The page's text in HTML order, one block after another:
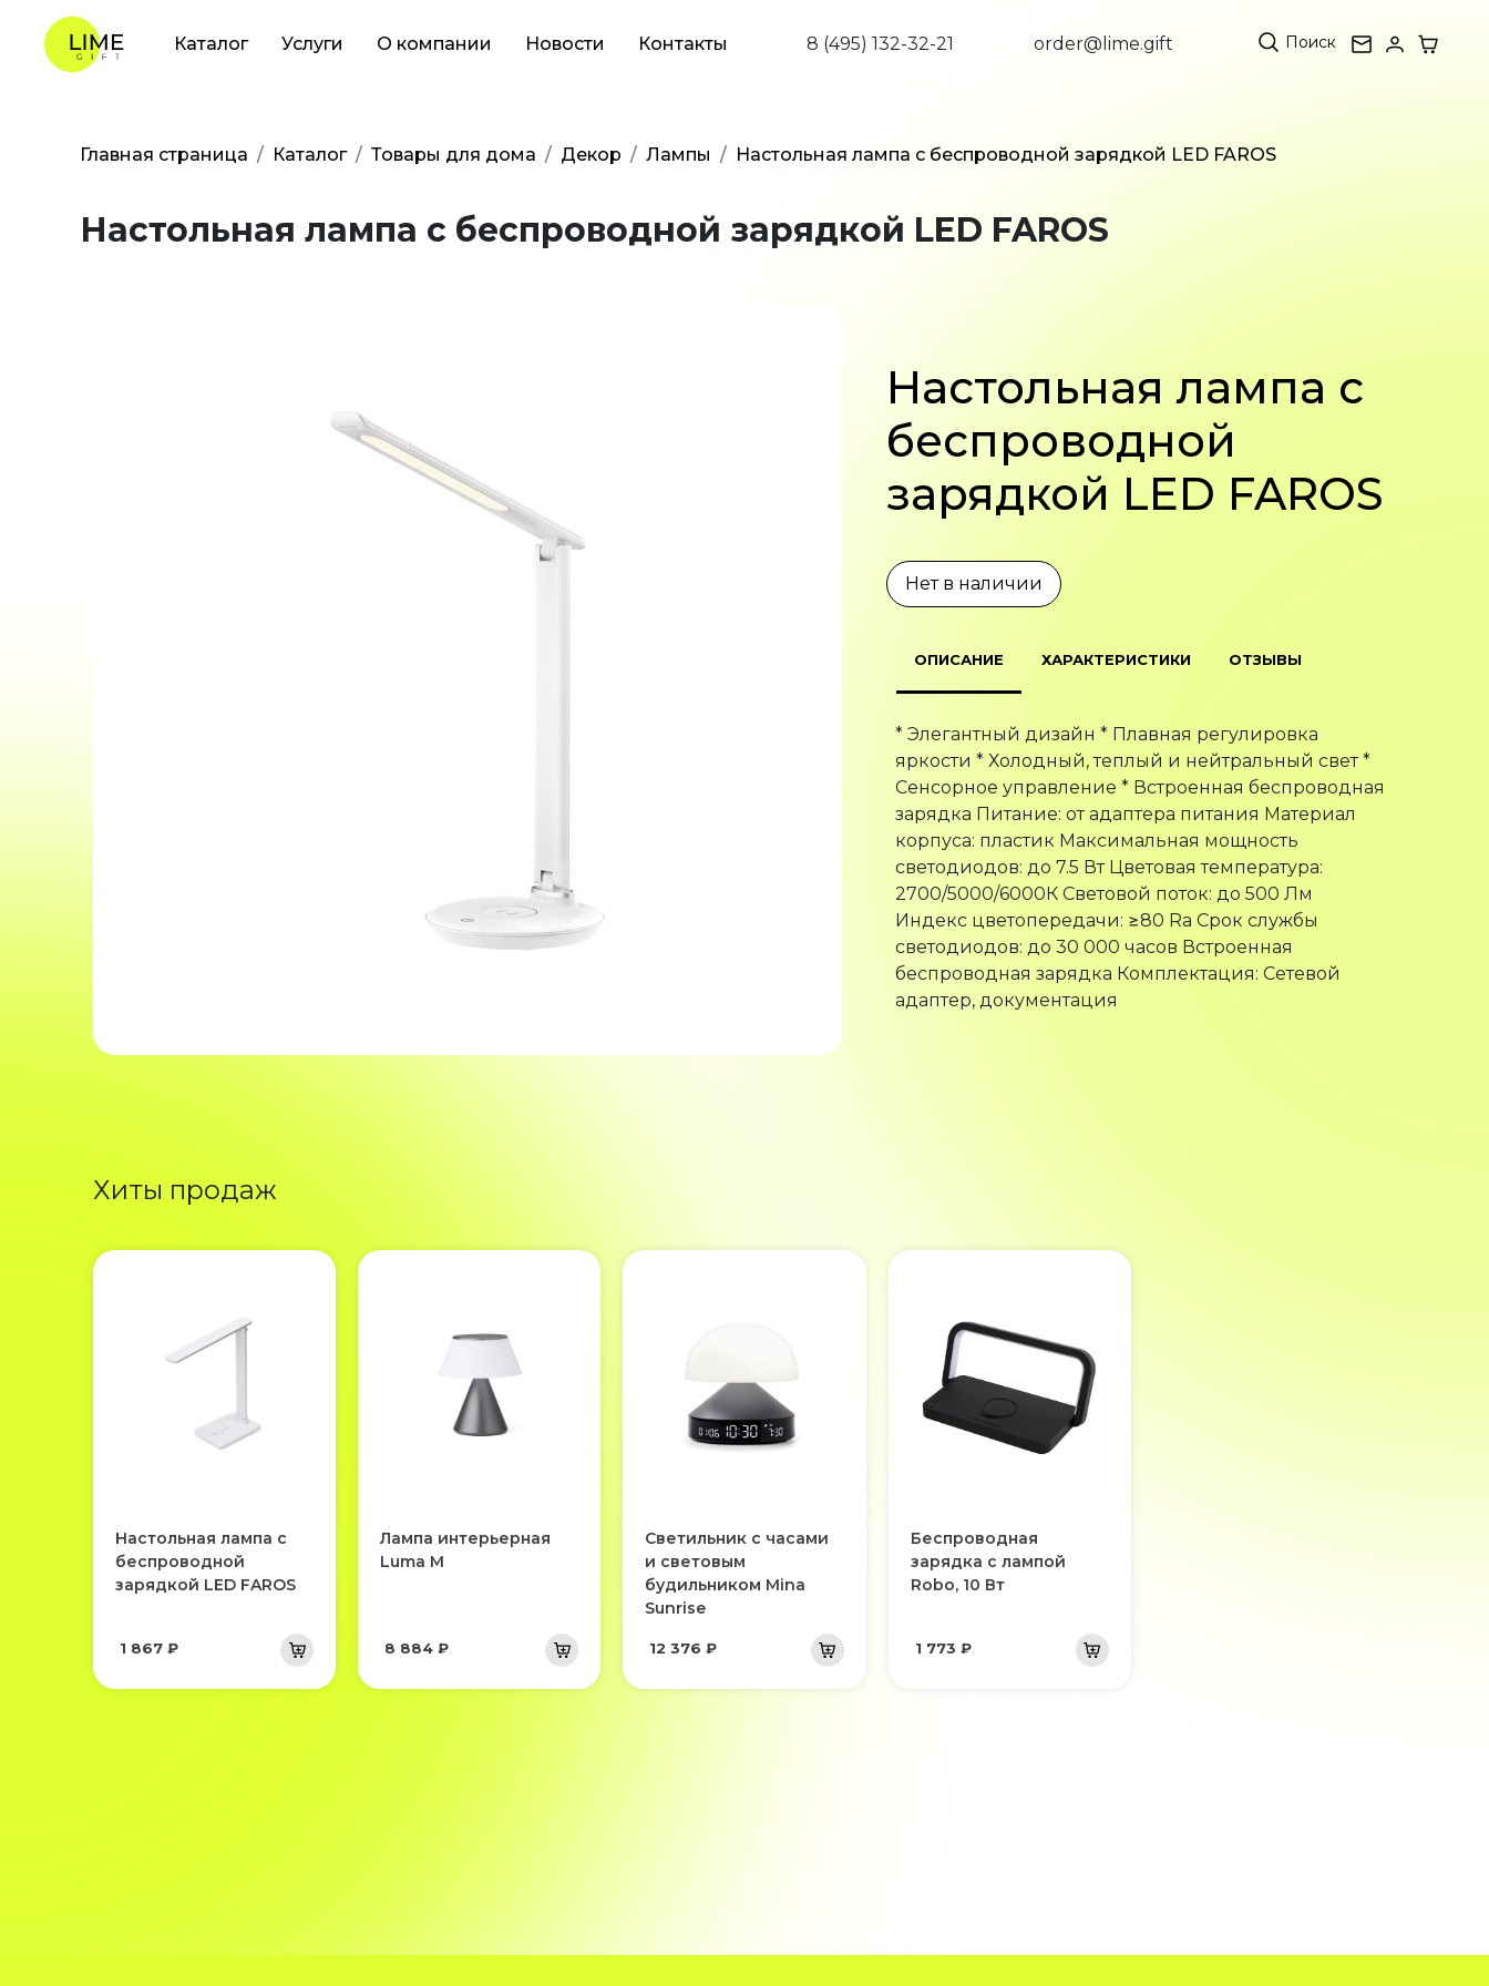
Каталог Услуги О компании Новости Контакты 8 (495) 132-32-21 order@lime.gift Поиск
Главная страница Каталог Товары для дома Декор Лампы Настольная лампа с беспроводной зарядкой LED FAROS
Настольная лампа с беспроводной зарядкой LED FAROS
Настольная лампа с
беспроводной
зарядкой LED FAROS
Нет в наличии
ОПИСАНИЕ ХАРАКТЕРИСТИКИ ОТЗЫВЫ
* Элегантный дизайн * Плавная регулировка
яркости * Холодный, теплый и нейтральный свет *
Сенсорное управление * Встроенная беспроводная
зарядка Питание: от адаптера питания Материал
корпуса: пластик Максимальная мощность
светодиодов: до 7.5 Вт Цветовая температура:
2700/5000/6000К Световой поток: до 500 Лм
Индекс цветопередачи: ≥80 Ra Срок службы
светодиодов: до 30 000 часов Встроенная
беспроводная зарядка Комплектация: Сетевой
адаптер, документация
Хиты продаж
Настольная лампа с
беспроводной
зарядкой LED FAROS
1 867 ₽
Лампа интерьерная
Luma M
8 884 ₽
Светильник с часами
и световым
будильником Mina
Sunrise
12 376 ₽
Беспроводная
зарядка с лампой
Robo, 10 Вт
1 773 ₽